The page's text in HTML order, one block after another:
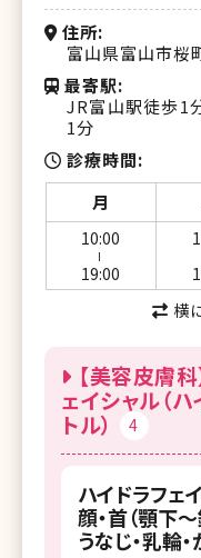
住所
富山県富山市桜
最寄駅
JR富山駅徒歩1
1分
診療時間
月
10:00
19:00
横
【美容皮膚
ェイシャル（
トル）
4
ハイドラフェ
顔・首（顎下
うなじ・乳輪